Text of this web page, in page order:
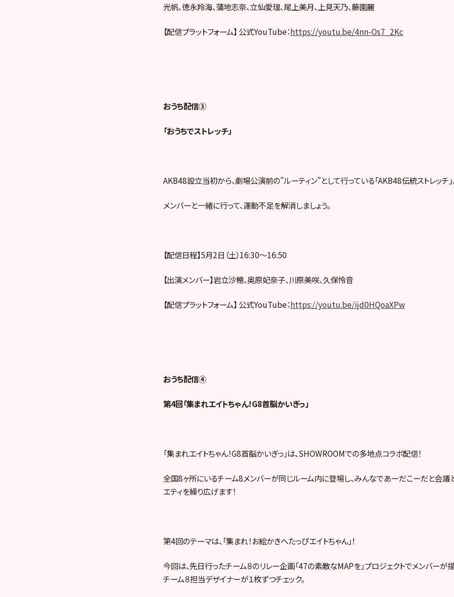
光帆、徳永羚海、蒲地志奈、立仙愛理、尾上美月、上見天乃、藤園麗
【配信プラットフォーム】 公式YouTube：https://youtu.be/4nn-Os7_2Kc
おうち配信③
「おうちでストレッチ」
AKB48設立当初から、劇場公演前の”ルーティン”として行っている「AKB48伝統ストレッチ」
メンバーと一緒に行って、運動不足を解消しましょう。
【配信日程】5月2日（土）16:30〜16:50
【出演メンバー】岩立沙穂、奥原妃奈子、川原美咲、久保怜音
【配信プラットフォーム】 公式YouTube：https://youtu.be/ijd0HQoaXPw
おうち配信④
第4回「集まれエイトちゃん！G8首脳かいぎっ」
「集まれエイトちゃん！G8首脳かいぎっ」は、SHOWROOMでの多地点コラボ配信！
全国8ヶ所にいるチーム8メンバーが同じルーム内に登場し、みんなであーだこーだと会議
エティを繰り広げます！
第4回のテーマは、「集まれ！お絵かきへたっぴエイトちゃん」！
今回は、先日行ったチーム８のリレー企画「47の素敵なMAPを」プロジェクトでメンバー
チーム８担当デザイナーが１枚ずつチェック。